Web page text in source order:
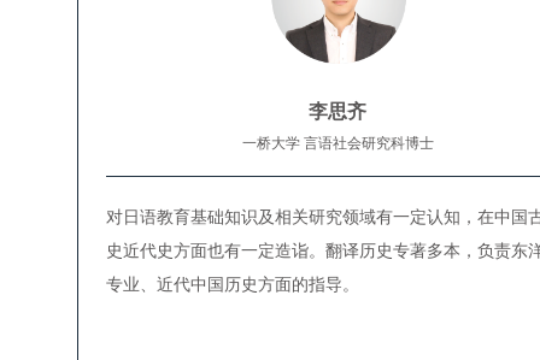
李思齐
一桥大学 言语社会研究科博士
对日语教育基础知识及相关研究领域有一定认知，在中国
史近代史方面也有一定造诣。翻译历史专著多本，负责东
专业、近代中国历史方面的指导。